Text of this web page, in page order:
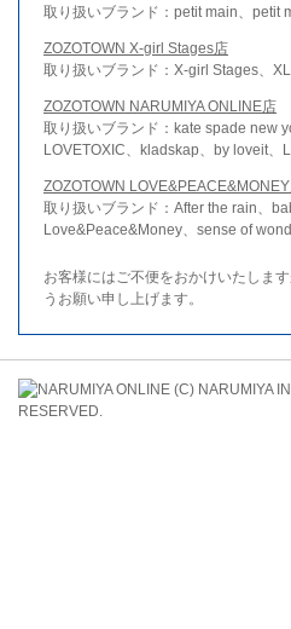
取り扱いブランド：petit main、petit
ZOZOTOWN X-girl Stages店
取り扱いブランド：X-girl Stages、
ZOZOTOWN NARUMIYA ONLINE店
取り扱いブランド：kate spade new
LOVETOXIC、kladskap、by loveit、
ZOZOTOWN
取り扱いブランド：After the rain、
Love&Peace&Money、sense of
お客様にはご不便をおかけいたしま
うお願い申し上げます。